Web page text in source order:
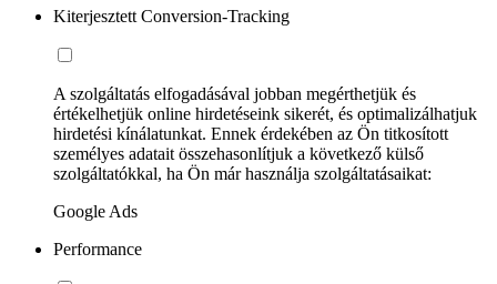
Kiterjesztett Conversion-Tracking
A szolgáltatás elfogadásával jobban megérthetjük és
értékelhetjük online hirdetéseink sikerét, és optimalizálhatjuk
hirdetési kínálatunkat. Ennek érdekében az Ön titkosított
személyes adatait összehasonlítjuk a következő külső
szolgáltatókkal, ha Ön már használja szolgáltatásaikat:
Google Ads
Performance